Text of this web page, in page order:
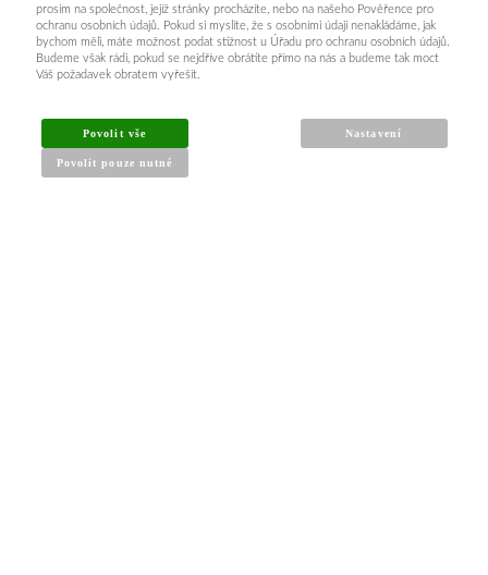
INFORMACE PRO KUPUJÍCÍ
Obchodní podmínky
prosím na společnost, jejíž stránky procházíte, nebo na našeho Pověřence pro
ochranu osobních údajů. Pokud si myslíte, že s osobními údaji nenakládáme, jak
bychom měli, máte možnost podat stížnost u Úřadu pro ochranu osobních údajů.
Budeme však rádi, pokud se nejdříve obrátíte přímo na nás a budeme tak moct
Váš požadavek obratem vyřešit.
Povolit vše
Povolit pouze nutné
Nastavení